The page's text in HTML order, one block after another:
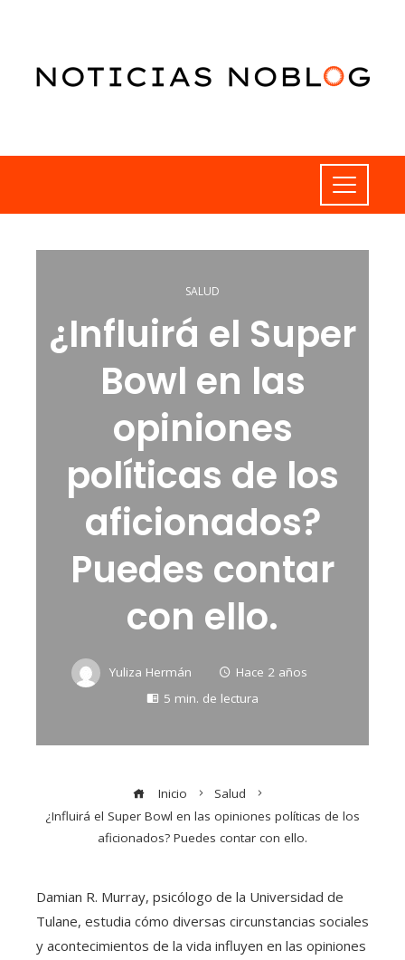
SALUD
¿Influirá el Super
Bowl en las
opiniones
políticas de los
aficionados?
Puedes contar
con ello.
Yuliza Hermán
Hace 2 años
5 min. de lectura
Inicio
Salud
¿Influirá el Super Bowl en las opiniones políticas de los
aficionados? Puedes contar con ello.
Damian R. Murray, psicólogo de la Universidad de
Tulane, estudia cómo diversas circunstancias sociales
y acontecimientos de la vida influyen en las opiniones